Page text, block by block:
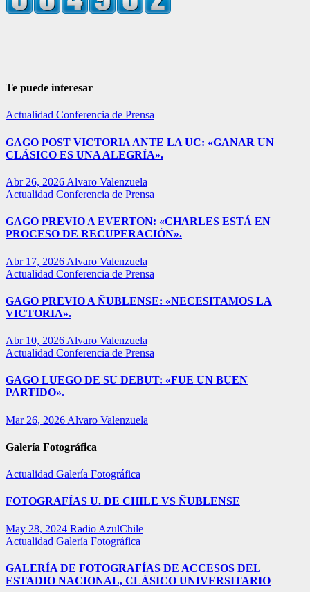
Te puede interesar
Actualidad Conferencia de Prensa
GAGO POST VICTORIA ANTE LA UC: «GANAR UN
CLÁSICO ES UNA ALEGRÍA».
Abr 26, 2026 Alvaro Valenzuela
Actualidad Conferencia de Prensa
GAGO PREVIO A EVERTON: «CHARLES ESTÁ EN
PROCESO DE RECUPERACIÓN».
Abr 17, 2026 Alvaro Valenzuela
Actualidad Conferencia de Prensa
GAGO PREVIO A ÑUBLENSE: «NECESITAMOS LA
VICTORIA».
Abr 10, 2026 Alvaro Valenzuela
Actualidad Conferencia de Prensa
GAGO LUEGO DE SU DEBUT: «FUE UN BUEN
PARTIDO».
Mar 26, 2026 Alvaro Valenzuela
Galería Fotográfica
Actualidad Galería Fotográfica
FOTOGRAFÍAS U. DE CHILE VS ÑUBLENSE
May 28, 2024 Radio AzulChile
Actualidad Galería Fotográfica
GALERÍA DE FOTOGRAFÍAS DE ACCESOS DEL
ESTADIO NACIONAL, CLÁSICO UNIVERSITARIO